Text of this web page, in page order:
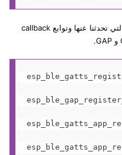
تتمثل الخطوة التالية بتسجيل الـprofiles التي تحدثنا عنها وتوابع callback